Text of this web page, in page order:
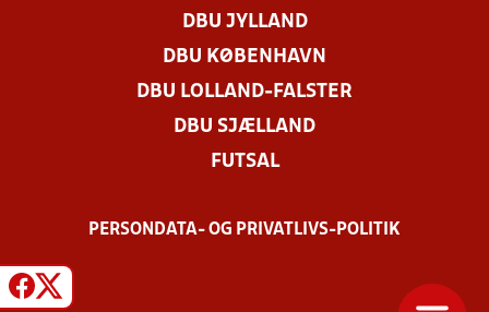
DBU JYLLAND
DBU KØBENHAVN
DBU LOLLAND-FALSTER
DBU SJÆLLAND
FUTSAL
PERSONDATA- OG PRIVATLIVS-POLITIK